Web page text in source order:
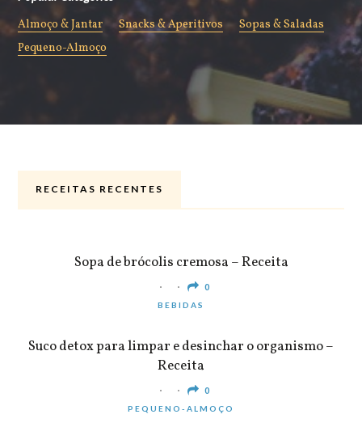
Almoço & Jantar Snacks & Aperitivos
Sopas & Saladas
Pequeno-Almoço
RECEITAS RECENTES
Sopa de brócolis cremosa – Receita
0
BEBIDAS
Suco detox para limpar e desinchar o organismo –
Receita
0
PEQUENO-ALMOÇO